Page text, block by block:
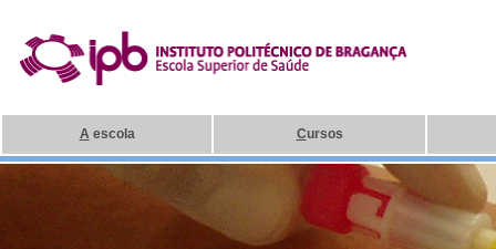
A escola Cursos